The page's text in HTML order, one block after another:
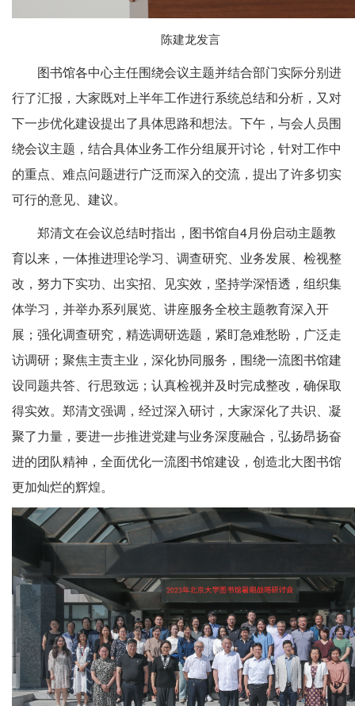
陈建龙发言
图书馆各中心主任围绕会议主题并结合部门实际分别进
行了汇报，大家既对上半年工作进行系统总结和分析，又对
下一步优化建设提出了具体思路和想法。下午，与会人员围
绕会议主题，结合具体业务工作分组展开讨论，针对工作中
的重点、难点问题进行广泛而深入的交流，提出了许多切实
可行的意见、建议。
郑清文在会议总结时指出，图书馆自4月份启动主题教
育以来，一体推进理论学习、调查研究、业务发展、检视整
改，努力下实功、出实招、见实效，坚持学深悟透，组织集
体学习，并举办系列展览、讲座服务全校主题教育深入开
展；强化调查研究，精选调研选题，紧盯急难愁盼，广泛走
访调研；聚焦主责主业，深化协同服务，围绕一流图书馆建
设同题共答、行思致远；认真检视并及时完成整改，确保取
得实效。郑清文强调，经过深入研讨，大家深化了共识、凝
聚了力量，要进一步推进党建与业务深度融合，弘扬昂扬奋
进的团队精神，全面优化一流图书馆建设，创造北大图书馆
更加灿烂的辉煌。